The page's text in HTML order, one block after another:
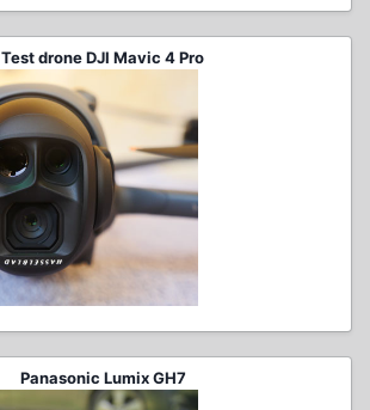
Test drone DJI Mavic 4 Pro
Panasonic Lumix GH7